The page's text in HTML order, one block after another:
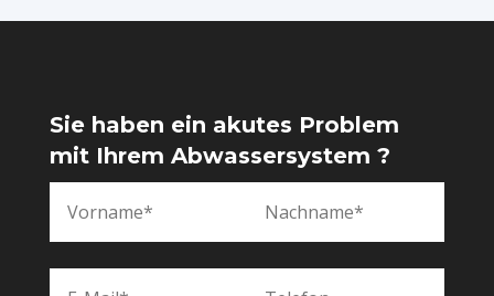
Sie haben ein akutes Problem
mit Ihrem Abwassersystem ?